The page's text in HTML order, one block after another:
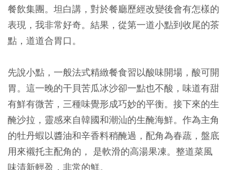
餐飲集團。坦白講，對於餐廳歷經改變後會有怎樣的
表現，我非常好奇。結果，從第一道小點到收尾的茶
點，道道合胃口。
先說小點，一般法式精緻餐食習以酸味開場，酸可開
胃。這一晚的干貝苦瓜冰沙卻一點也不酸，味道有甜
有鮮有微苦，三種味覺形成巧妙的平衡。接下來的生
醃沙拉，靈感來自韓國和潮汕的生醃海鮮。作為主角
的牡丹蝦以醬油和辛香料稍醃過，配角為春蔬，盤底
用來襯托主配角的， 是軟滑的高湯果凍。整道菜風
味清新輕盈，非常的鮮。